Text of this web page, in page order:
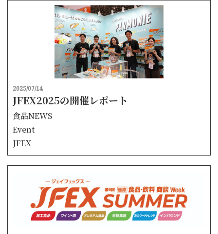
2025/07/14
JFEX2025の開催レポート
食品NEWS
Event
JFEX